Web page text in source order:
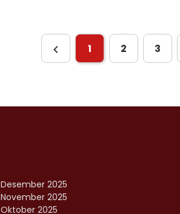
1 2 3
Desember 2025
November 2025
Oktober 2025